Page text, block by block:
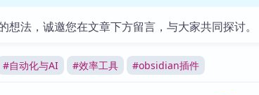
想法，诚邀您在文章下方留言，与大家共同探讨。
#自动化与AI #效率工具 #obsidian插件